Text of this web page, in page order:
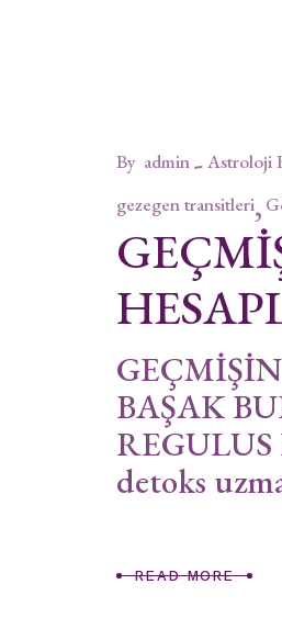
By admin Astroloji
gezegen transitleri
BAŞAK
detoks
READ MORE